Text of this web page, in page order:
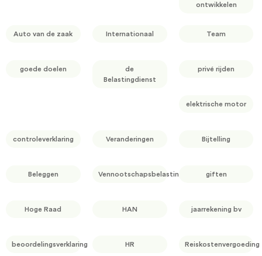
ontwikkelen
Auto van de zaak Internationaal Team
goede doelen
de
Belastingdienst
privé rijden
elektrische motor
controleverklaring Veranderingen Bijtelling
Beleggen Vennootschapsbelasting giften
Hoge Raad HAN jaarrekening bv
beoordelingsverklaring HR Reiskostenvergoeding